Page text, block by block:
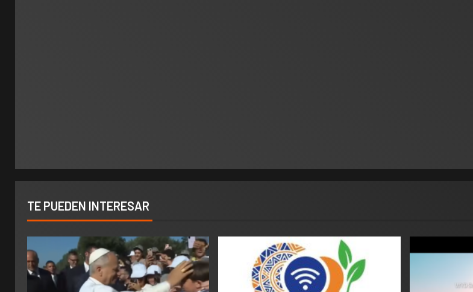
TE PUEDEN INTERESAR